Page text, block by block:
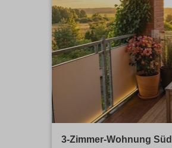
3-Zimmer-Wohnung